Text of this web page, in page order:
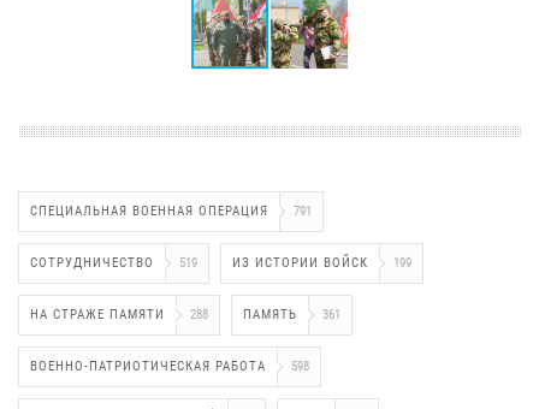
СПЕЦИАЛЬНАЯ ВОЕННАЯ ОПЕРАЦИЯ 791
СОТРУДНИЧЕСТВО 519 ИЗ ИСТОРИИ ВОЙСК 199
НА СТРАЖЕ ПАМЯТИ 288 ПАМЯТЬ 361
ВОЕННО-ПАТРИОТИЧЕСКАЯ РАБОТА 598